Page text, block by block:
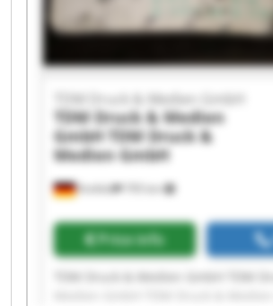
Krefeld 795 km
TDM Druck & Medien GmbH
TDM Druck & Medien
GmbH TDM Druck &
Medien GmbH
Price info